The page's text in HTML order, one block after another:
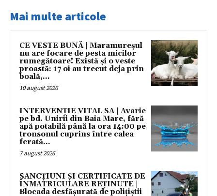
Mai multe articole
CE VESTE BUNĂ | Maramureșul
nu are focare de pesta micilor
rumegătoare! Există și o veste
proastă: 17 oi au trecut deja prin
boală,...
10 august 2026
INTERVENȚIE VITAL SA | Avarie
pe bd. Unirii din Baia Mare, fără
apă potabilă până la ora 14:00 pe
tronsonul cuprins între calea
ferată...
7 august 2026
SANCȚIUNI ȘI CERTIFICATE DE
ÎNMATRICULARE REȚINUTE |
Blocada desfășurată de polițiștii